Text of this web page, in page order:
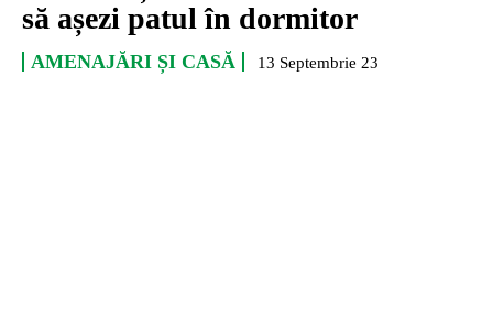
să așezi patul în dormitor
AMENAJĂRI ȘI CASĂ 13 Septembrie 23